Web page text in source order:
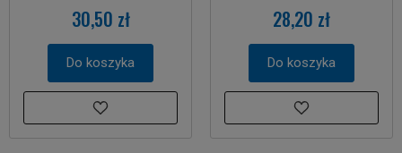
30,50 zł
Do koszyka
28,20 zł
Do koszyka